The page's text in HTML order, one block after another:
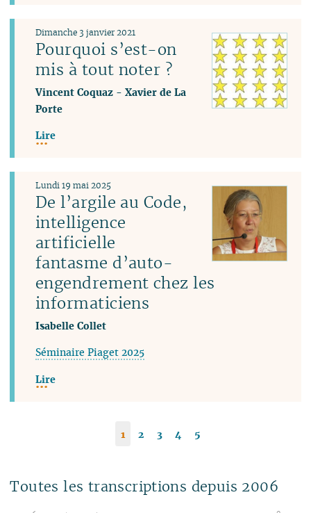
Pourquoi s’est-on
mis à tout noter ?
Dimanche 3 janvier 2021
Vincent Coquaz -Xavier de La
Porte
Lire
De l’argile au Code,
intelligence
artificielle
fantasme d’auto-
engendrement chez les
informaticiens
Lundi 19 mai 2025
Isabelle Collet
Séminaire Piaget 2025
Lire
1 2 3 4 5
Toutes les transcriptions depuis 2006